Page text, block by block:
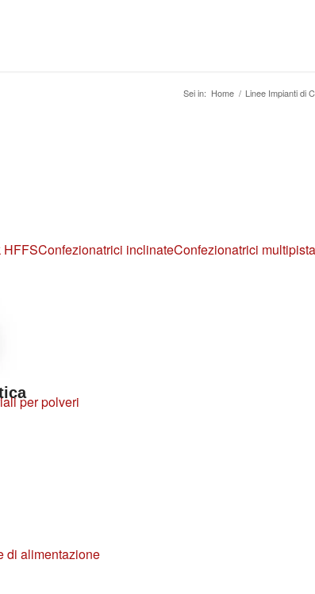
HFFSConfezionatrici inclinateConfezionatrici multipista
per polveri
di alimentazione
Sei in: Home / Linee Impianti di